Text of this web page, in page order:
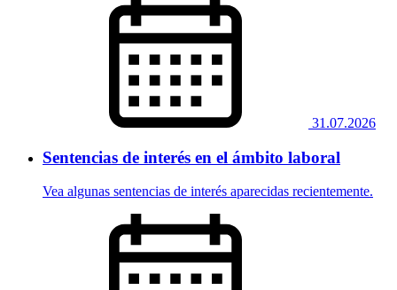
31.07.2026
Sentencias de interés en el ámbito laboral
Vea algunas sentencias de interés aparecidas recientemente.